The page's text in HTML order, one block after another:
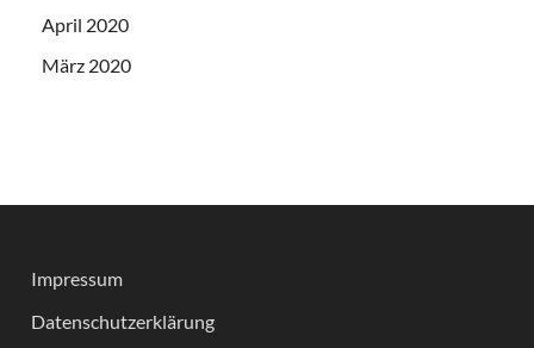
April 2020
März 2020
Impressum
Datenschutzerklärung